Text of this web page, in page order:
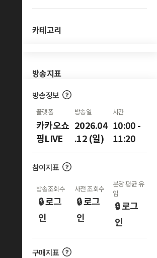
카테고리
방송지표
방송정보
플랫폼
카카오쇼
핑LIVE
방송일
2026.04
.12 (일)
시간
10:00 -
11:20
참여지표
방송조회수
🔒 로그
인
사전 조회수
🔒 로그
인
분당 평균 유
입
🔒 로그
인
구매지표